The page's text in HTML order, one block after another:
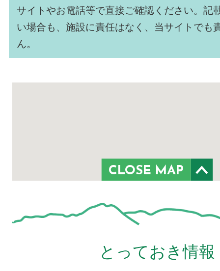
サイトやお電話等で直接ご確認ください。記
い場合も、施設に責任はなく、当サイトでも
ん。
CLOSE MAP
とっておき情報